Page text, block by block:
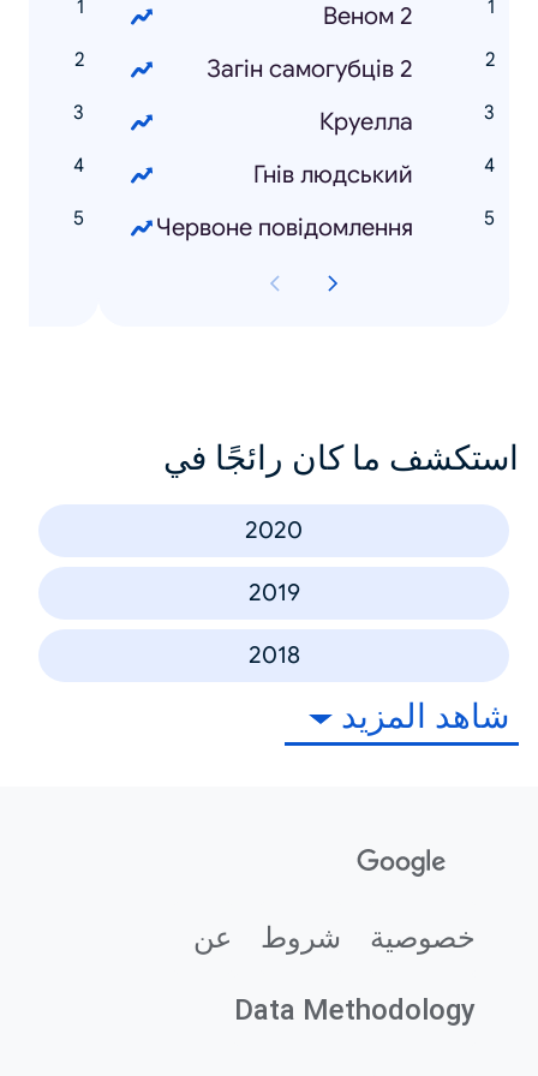
Веном 2
Загін самогубців 2
Круелла
Гнів людський
Червоне повідомлення
استكشف ما كان رائجًا في
2020
2019
2018
شاهد المزيد
خصوصية شروط عن
Data Methodology